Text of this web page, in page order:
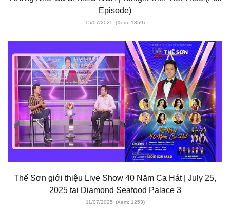
Episode)
15/07/2025 (Xem: 1859)
Thế Sơn giới thiệu Live Show 40 Năm Ca Hát | July 25,
2025 tại Diamond Seafood Palace 3
11/07/2025 (Xem: 1253)